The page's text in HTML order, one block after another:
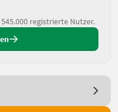
registrierte Nutzer.